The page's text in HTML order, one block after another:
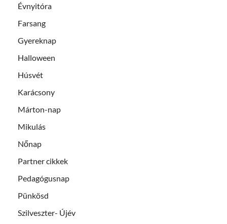
Évnyitóra
Farsang
Gyereknap
Halloween
Húsvét
Karácsony
Márton-nap
Mikulás
Nőnap
Partner cikkek
Pedagógusnap
Pünkösd
Szilveszter- Újév